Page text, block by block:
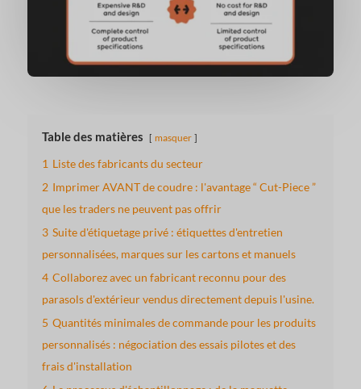
Table des matières masquer
1 Liste des fabricants du secteur
2 Imprimer AVANT de coudre : l'avantage “ Cut-Piece ”
que les traders ne peuvent pas offrir
3 Suite d'étiquetage privé : étiquettes d'entretien
personnalisées, marques sur les cartons et manuels
4 Collaborez avec un fabricant reconnu pour des
parasols d'extérieur vendus directement depuis l'usine.
5 Quantités minimales de commande pour les produits
personnalisés : négociation des essais pilotes et des
frais d'installation